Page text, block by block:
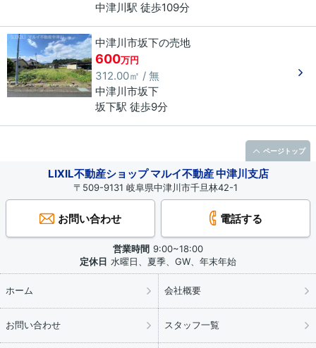
中津川駅 徒歩109分
中津川市坂下の売地
600万円
312.00㎡ / 無
中津川市坂下
坂下駅 徒歩9分
LIXIL不動産ショップ マルイ不動産 中津川支店
〒509-9131 岐阜県中津川市千旦林42-1
お問い合わせ 電話する
営業時間 9:00~18:00
定休日 水曜日、夏季、GW、年末年始
ホーム 会社概要
お問い合わせ スタッフ一覧
ページトップ